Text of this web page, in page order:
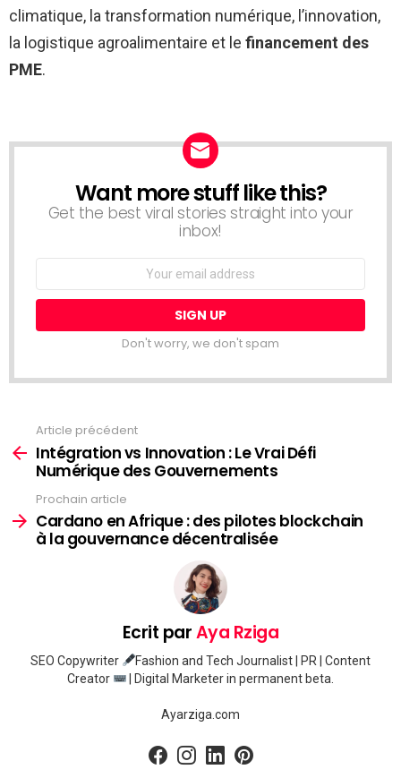
climatique, la transformation numérique, l’innovation,
la logistique agroalimentaire et le financement des
PME.
NEWSLETTER
Want more stuff like this?
Get the best viral stories straight into your
inbox!
Don't worry, we don't spam
plus
Article précédent
Intégration vs Innovation : Le Vrai Défi
Numérique des Gouvernements
Prochain article
Cardano en Afrique : des pilotes blockchain
à la gouvernance décentralisée
Ecrit parAya Rziga
SEO Copywriter
Fashion and Tech Journalist | PR | Content
Creator
| Digital Marketer in permanent beta.
Ayarziga.com
facebookinstagram
linkedin